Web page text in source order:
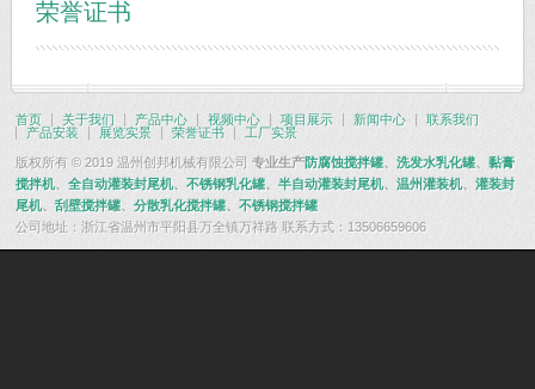
荣誉证书
首页 关于我们 产品中心 视频中心 项目展示 新闻中心
联系我们
产品安装
展览实景 荣誉证书 工厂实景
版权所有 © 2019 温州创邦机械有限公司 专业生产防腐蚀搅拌罐 洗发水乳化罐、 黏膏
搅拌机、 全自动灌装封尾机 不锈钢乳化罐 半自动灌装封尾机 温州灌装机
灌装封
尾机
刮壁搅拌罐 分散乳化搅拌罐、 不锈钢搅拌罐
公司地址：浙江省温州市平阳县万全镇万祥路 联系方式：13506659606